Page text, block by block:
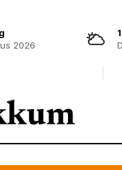
2026